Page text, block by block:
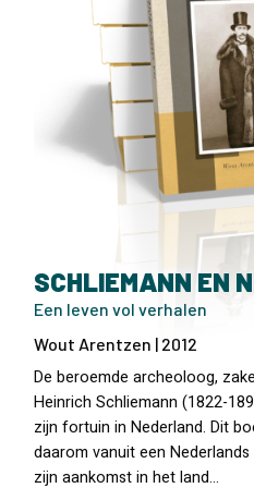
SCHLIEMANN EN
Een leven vol verhalen
Wout Arentzen | 2012
De beroemde archeoloog,
Heinrich Schliemann (1822-
zijn fortuin in Nederland. Dit
daarom vanuit een
zijn aankomst in het land…